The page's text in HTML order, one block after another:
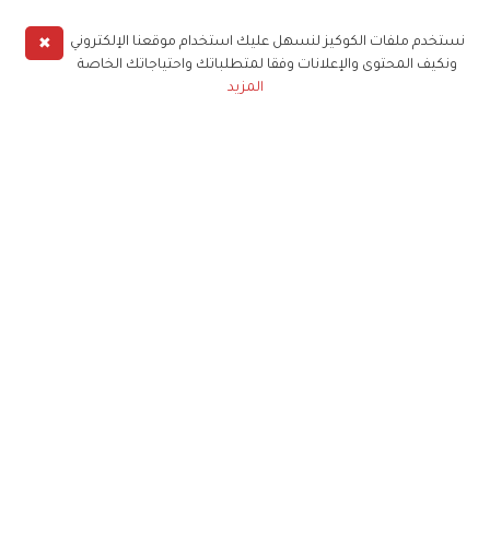
✖
نستخدم ملفات الكوكيز لنسهل عليك استخدام موقعنا الإلكتروني
ونكيف المحتوى والإعلانات وفقا لمتطلباتك واحتياجاتك الخاصة
المزيد